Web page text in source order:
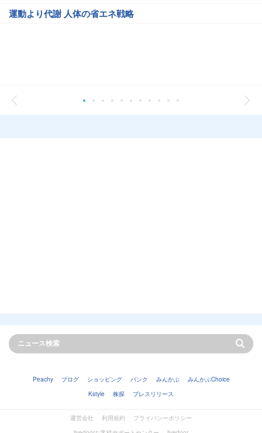
運動より代謝 人体の省エネ戦略
Peachy ブログ ショッピング バンク みんかぶ
みんかぶChoice
Kstyle
株探 プレスリリース
運営会社 利用規約
プライバシーポリシー